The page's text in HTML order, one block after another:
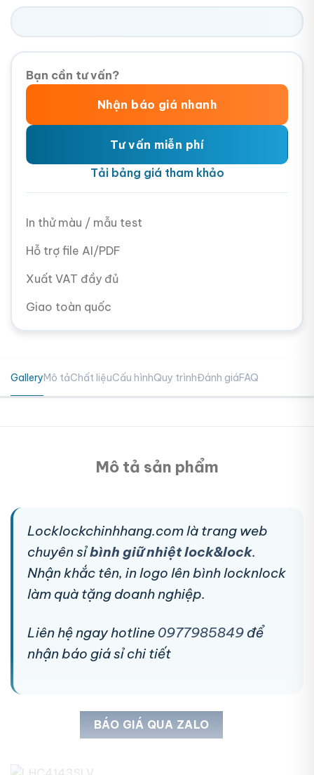
Bạn cần tư vấn?
Nhận báo giá nhanh
Tư vấn miễn phí
Tải bảng giá tham khảo
In thử màu / mẫu test
Hỗ trợ file AI/PDF
Xuất VAT đầy đủ
Giao toàn quốc
GalleryMô tảChất liệuCấu hìnhQuy trìnhĐánh giáFAQ
Mô tả sản phẩm
Locklockchinhhang.com là trang web
chuyên sỉbình giữ nhiệt lock&lock.
Nhận khắc tên, in logo lên bình locknlock
làm quà tặng doanh nghiệp.
Liên hệ ngay hotline 0977985849 để
nhận báo giá sỉ chi tiết
BÁO GIÁ QUA ZALO